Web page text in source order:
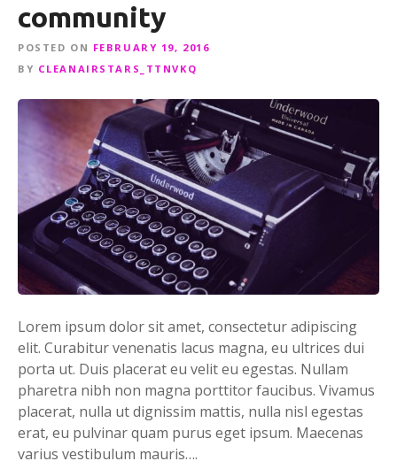
community
POSTED ON FEBRUARY 19, 2016
BY CLEANAIRSTARS_TTNVKQ
Lorem ipsum dolor sit amet, consectetur adipiscing
elit. Curabitur venenatis lacus magna, eu ultrices dui
porta ut. Duis placerat eu velit eu egestas. Nullam
pharetra nibh non magna porttitor faucibus. Vivamus
placerat, nulla ut dignissim mattis, nulla nisl egestas
erat, eu pulvinar quam purus eget ipsum. Maecenas
varius vestibulum mauris….